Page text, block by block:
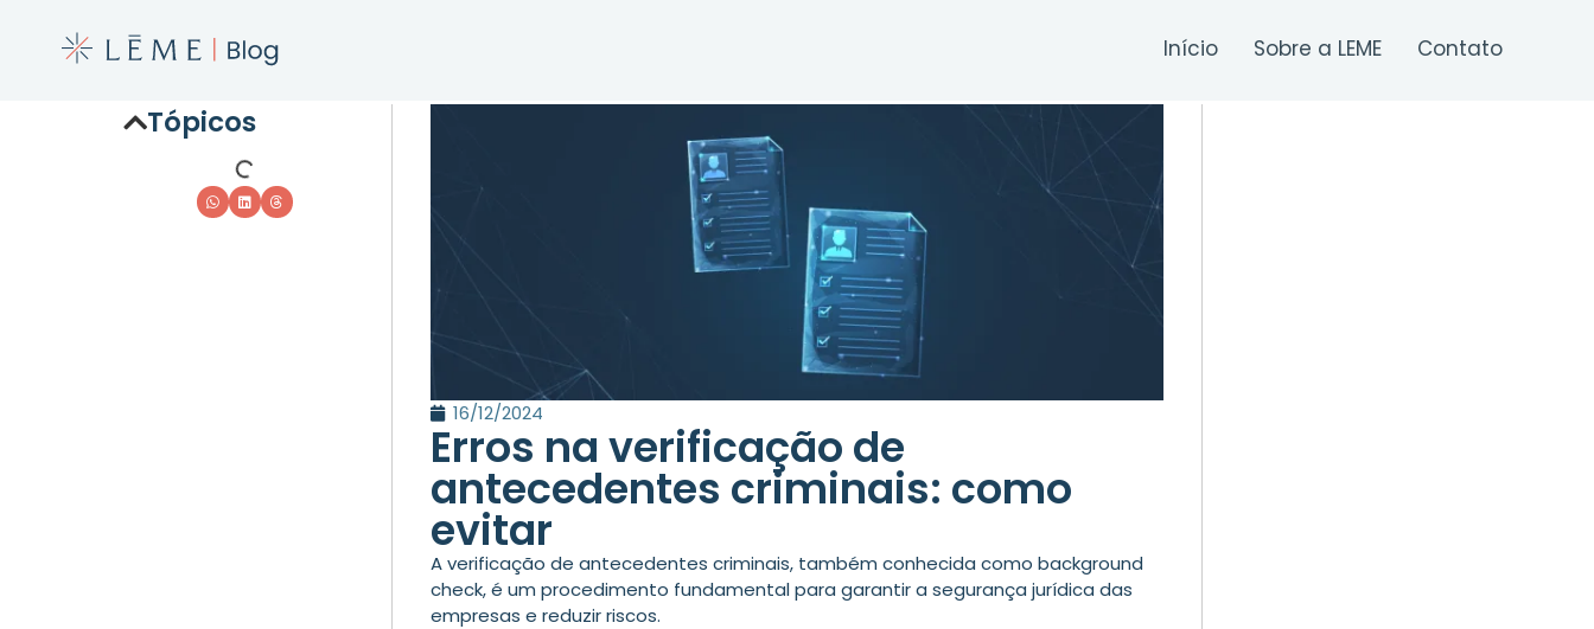
Início Sobre a LEME Contato
Tópicos
16/12/2024
Erros na verificação de
antecedentes criminais: como
evitar
A verificação de antecedentes criminais, também conhecida como background
check, é um procedimento fundamental para garantir a segurança jurídica das
empresas e reduzir riscos.